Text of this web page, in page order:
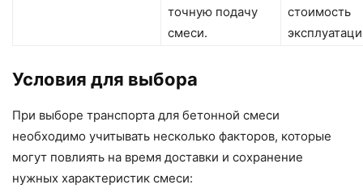
точную подачу
смеси.
стоимость
Условия для выбора
При выборе транспорта для бетонной смеси
необходимо учитывать несколько факторов, которые
могут повлиять на время доставки и сохранение
нужных характеристик смеси: